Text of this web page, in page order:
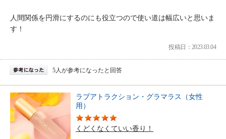
人間関係を円滑にするのにも役立つので使い道は幅広いと思いま
す！
投稿日：2023.03.04
5人が参考になったと回答
ラブアトラクション・グラマラス（女性
用）
くどくなくていい香り！